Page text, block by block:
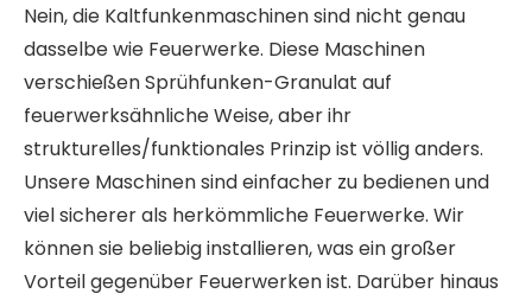
Nein, die Kaltfunkenmaschinen sind nicht genau
dasselbe wie Feuerwerke. Diese Maschinen
verschießen Sprühfunken-Granulat auf
feuerwerksähnliche Weise, aber ihr
strukturelles/funktionales Prinzip ist völlig anders.
Unsere Maschinen sind einfacher zu bedienen und
viel sicherer als herkömmliche Feuerwerke. Wir
können sie beliebig installieren, was ein großer
Vorteil gegenüber Feuerwerken ist. Darüber hinaus